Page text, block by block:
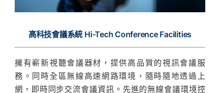
高科技會議系統 Hi-Tech Conference Facilities
擁有嶄新視聽會議器材，提供高品質的視訊會議服
務。同時全區無線高速網路環境，隨時隨地透過上
網，即時同步交流會議資訊。先進的無線會議環境控